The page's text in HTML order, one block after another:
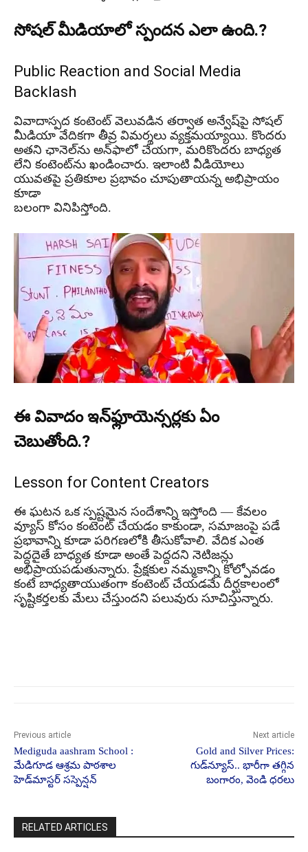
సోషల్ మీడియాలో స్పందన ఎలా ఉంది.?
Public Reaction and Social Media
Backlash
వివాదాస్పద కంటెంట్ వెలువడిన తర్వాత అన్వేష్‌పై సోషల్
మీడియా వేదికగా తీవ్ర విమర్శలు వ్యక్తమయ్యాయి. కొందరు
అతని ఛానెల్‌ను అన్‌ఫాలో చేయగా, మరికొందరు బాధ్యత
లేని కంటెంట్‌ను ఖండించారు. ఇలాంటి వీడియోలు
యువతపై ప్రతికూల ప్రభావం చూపుతాయన్న అభిప్రాయం
కూడా
బలంగా వినిపిస్తోంది.
ఈ వివాదం ఇన్‌ఫ్లూయెన్సర్లకు ఏం
చెబుతోంది.?
Lesson for Content Creators
ఈ ఘటన ఒక స్పష్టమైన సందేశాన్ని ఇస్తోంది — కేవలం
వ్యూస్ కోసం కంటెంట్ చేయడం కాకుండా, సమాజంపై పడే
ప్రభావాన్ని కూడా పరిగణలోకి తీసుకోవాలి. వేదిక ఎంత
పెద్దదైతే బాధ్యత కూడా అంతే పెద్దదని నెటిజన్లు
అభిప్రాయపడుతున్నారు. ప్రేక్షకుల నమ్మకాన్ని కోల్పోవడం
కంటే బాధ్యతాయుతంగా కంటెంట్ చేయడమే దీర్ఘకాలంలో
సృష్టికర్తలకు మేలు చేస్తుందని పలువురు సూచిస్తున్నారు.
Previous article
Mediguda aashram School :
మేడిగూడ ఆశ్రమ పాఠశాల
హెడ్‌మాస్టర్ సస్పెన్షన్
Next article
Gold and Silver Prices:
గుడ్‌న్యూస్.. భారీగా తగ్గిన
బంగారం, వెండి ధరలు
RELATED ARTICLES